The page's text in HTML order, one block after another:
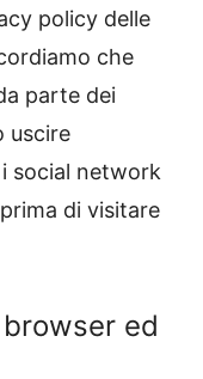
policy delle
che
parte dei
uscire
social network
di visitare
ed